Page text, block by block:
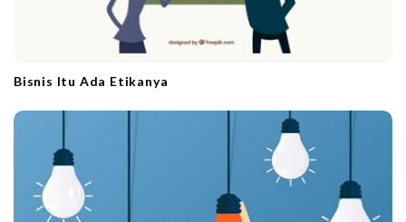
Bisnis Itu Ada Etikanya